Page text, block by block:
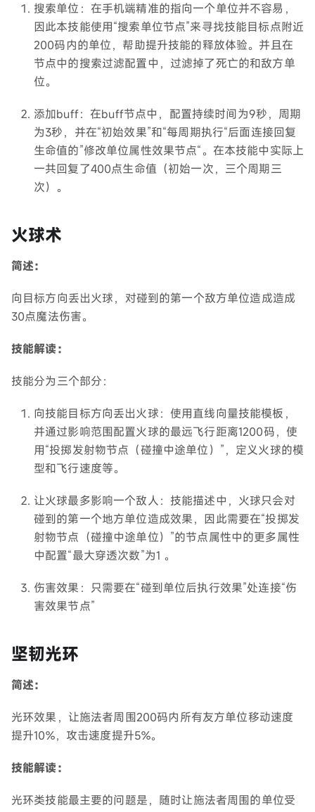
搜索单位：在手机端精准的指向一个单位并不容易，
因此本技能使用“搜索单位节点”来寻找技能目标点附近
200码内的单位，帮助提升技能的释放体验。并且在
节点中的搜索过滤配置中，过滤掉了死亡的和敌方单
位。
添加buff：在buff节点中，配置持续时间为9秒，周期
为3秒，并在“初始效果”和“每周期执行“后面连接回复
生命值的”修改单位属性效果节点“。在本技能中实际上
一共回复了400点生命值（初始一次，三个周期三
次）。
火球术
简述：
向目标方向丢出火球，对碰到的第一个敌方单位造成造成
30点魔法伤害。
技能解读：
技能分为三个部分：
向技能目标方向丢出火球：使用直线向量技能模板，
并通过影响范围配置火球的最远飞行距离1200码，使
用“投掷发射物节点（碰撞中途单位）”，定义火球的模
型和飞行速度等。
让火球最多影响一个敌人：技能描述中，火球只会对
碰到的第一个地方单位造成效果，因此需要在“投掷发
射物节点（碰撞中途单位）”的节点属性中的更多属性
中配置“最大穿透次数”为1 。
伤害效果：只需要在“碰到单位后执行效果”处连接“伤
害效果节点”
坚韧光环
简述：
光环效果，让施法者周围200码内所有友方单位移动速度
提升10%，攻击速度提升5%。
技能解读：
光环类技能最主要的问题是，随时让施法者周围的单位受